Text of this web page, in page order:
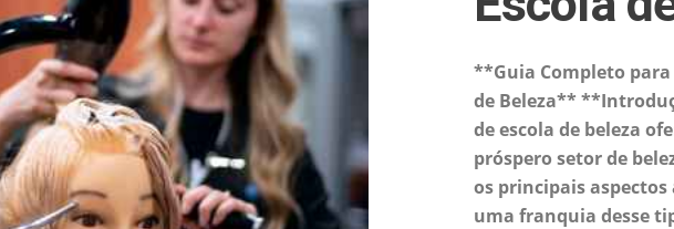
**Guia Completo para
de Beleza**
de escola de beleza
próspero setor de
os principais
uma franquia desse